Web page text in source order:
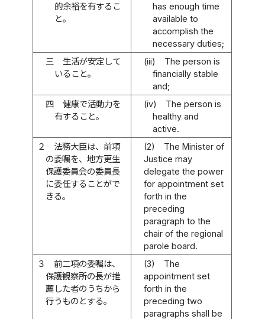
的余裕を有するこ
と。
has enough time
available to
accomplish the
necessary duties;
三
生活が安定して
いること。
(iii)
The person is
financially stable
and;
四
健康で活動力を
有すること。
(iv)
The person is
healthy and
active.
２
法務大臣は、前項
の委嘱を、地方更生
保護委員会の委員長
に委任することがで
きる。
(2)
The Minister of
Justice may
delegate the power
for appointment set
forth in the
preceding
paragraph to the
chair of the regional
parole board.
３
前二項の委嘱は、
保護観察所の長が推
薦した者のうちから
行うものとする。
(3)
The
appointment set
forth in the
preceding two
paragraphs shall be